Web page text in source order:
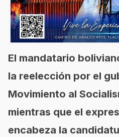
El mandatario
la reelección por el
Movimiento al
mientras que el
encabeza la